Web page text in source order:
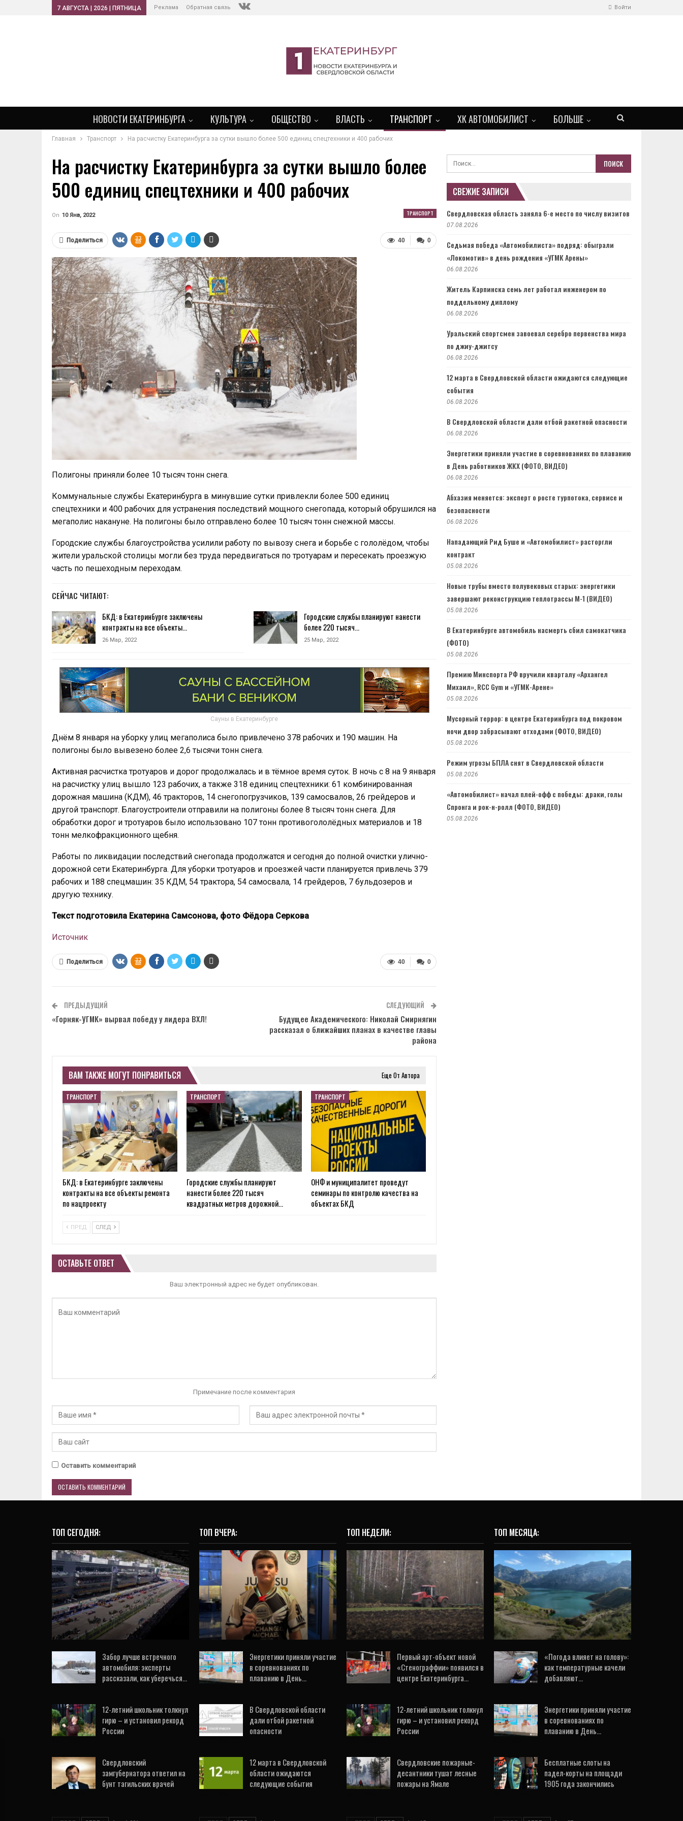
Войти
7 АВГУСТА | 2026 | ПЯТНИЦА Реклама Обратная связь
НОВОСТИ ЕКАТЕРИНБУРГА КУЛЬТУРА ОБЩЕСТВО ВЛАСТЬ ТРАНСПОРТ ХК АВТОМОБИЛИСТ БОЛЬШЕ
Главная Транспорт На расчистку Екатеринбурга за сутки вышло более 500 единиц спецтехники и 400 рабочих
На расчистку Екатеринбурга за сутки вышло более
500 единиц спецтехники и 400 рабочих
ТРАНСПОРТ
On 10 Янв, 2022
0
40
Поделиться
Полигоны приняли более 10 тысяч тонн снега.
Коммунальные службы Екатеринбурга в минувшие сутки привлекли более 500 единиц
спецтехники и 400 рабочих для устранения последствий мощного снегопада, который обрушился на
мегаполис накануне. На полигоны было отправлено более 10 тысяч тонн снежной массы.
Городские службы благоустройства усилили работу по вывозу снега и борьбе с гололёдом, чтобы
жители уральской столицы могли без труда передвигаться по тротуарам и пересекать проезжую
часть по пешеходным переходам.
СЕЙЧАС ЧИТАЮТ:
БКД: в Екатеринбурге заключены
контракты на все объекты…
26 Мар, 2022
Городские службы планируют нанести
более 220 тысяч…
25 Мар, 2022
Сауны в Екатеринбурге
Днём 8 января на уборку улиц мегаполиса было привлечено 378 рабочих и 190 машин. На
полигоны было вывезено более 2,6 тысячи тонн снега.
Активная расчистка тротуаров и дорог продолжалась и в тёмное время суток. В ночь с 8 на 9 января
на расчистку улиц вышло 123 рабочих, а также 318 единиц спецтехники: 61 комбинированная
дорожная машина (КДМ), 46 тракторов, 14 снегопогрузчиков, 139 самосвалов, 26 грейдеров и
другой транспорт. Благоустроители отправили на полигоны более 8 тысяч тонн снега. Для
обработки дорог и тротуаров было использовано 107 тонн противогололёдных материалов и 18
тонн мелкофракционного щебня.
Работы по ликвидации последствий снегопада продолжатся и сегодня до полной очистки улично-
дорожной сети Екатеринбурга. Для уборки тротуаров и проезжей части планируется привлечь 379
рабочих и 188 спецмашин: 35 КДМ, 54 трактора, 54 самосвала, 14 грейдеров, 7 бульдозеров и
другую технику.
Текст подготовила Екатерина Самсонова, фото Фёдора Серкова
Источник
0
40
Поделиться
ПРЕДЫДУЩИЙ
«Горняк-УГМК» вырвал победу у лидера ВХЛ!
СЛЕДУЮЩИЙ
Будущее Академического: Николай Смирнягин
рассказал о ближайших планах в качестве главы
района
ВАМ ТАКЖЕ МОГУТ ПОНРАВИТЬСЯ Еще От Автора
ТРАНСПОРТ
БКД: в Екатеринбурге заключены
контракты на все объекты ремонта
по нацпроекту
ТРАНСПОРТ
Городские службы планируют
нанести более 220 тысяч
квадратных метров дорожной…
ТРАНСПОРТ
ОНФ и муниципалитет проведут
семинары по контролю качества на
объектах БКД
ПРЕД СЛЕД
ОСТАВЬТЕ ОТВЕТ
Ваш электронный адрес не будет опубликован.
Примечание после комментария
Оставить комментарий
СВЕЖИЕ ЗАПИСИ
Свердловская область заняла 6-е место по числу визитов
07.08.2026
Седьмая победа «Автомобилиста» подряд: обыграли
«Локомотив» в день рождения «УГМК Арены»
06.08.2026
Житель Карпинска семь лет работал инженером по
поддельному диплому
06.08.2026
Уральский спортсмен завоевал серебро первенства мира
по джиу-джитсу
06.08.2026
12 марта в Свердловской области ожидаются следующие
события
06.08.2026
В Свердловской области дали отбой ракетной опасности
06.08.2026
Энергетики приняли участие в соревнованиях по плаванию
в День работников ЖКХ (ФОТО, ВИДЕО)
06.08.2026
Абхазия меняется: эксперт о росте турпотока, сервисе и
безопасности
06.08.2026
Нападающий Рид Буше и «Автомобилист» расторгли
контракт
05.08.2026
Новые трубы вместо полувековых старых: энергетики
завершают реконструкцию теплотрассы М-1 (ВИДЕО)
05.08.2026
В Екатеринбурге автомобиль насмерть сбил самокатчика
(ФОТО)
05.08.2026
Премию Минспорта РФ вручили кварталу «Архангел
Михаил», RCC Gym и «УГМК-Арене»
05.08.2026
Мусорный террор: в центре Екатеринбурга под покровом
ночи двор забрасывают отходами (ФОТО, ВИДЕО)
05.08.2026
Режим угрозы БПЛА снят в Свердловской области
05.08.2026
«Автомобилист» начал плей-офф с победы: драки, голы
Спронга и рок-н-ролл (ФОТО, ВИДЕО)
05.08.2026
ТОП СЕГОДНЯ:
«Формула-1»:
организаторы
подтвердили проведение
Гран-при России с 2023
года
27 Июн, 2021 0
Забор лучше встречного
автомобиля: эксперты
рассказали, как уберечься…
12-летний школьник толкнул
гирю – и установил рекорд
России
Свердловский
замгубернатора ответил на
бунт тагильских врачей
ТОП ВЧЕРА:
СПОРТ
Уральский спортсмен
завоевал серебро
первенства мира по джиу-
джитсу
6 Авг, 2026
Энергетики приняли участие
в соревнованиях по
плаванию в День…
В Свердловской области
дали отбой ракетной
опасности
12 марта в Свердловской
области ожидаются
следующие события
ТОП НЕДЕЛИ:
ИНТЕРВЬЮ
Василий Мельниченко:
«30% таких хозяйств, как
мое, не готовы к
посевной»
2 Авг, 2026
Первый арт-объект новой
«Стенограффии» появился в
центре Екатеринбурга…
12-летний школьник толкнул
гирю – и установил рекорд
России
Свердловские пожарные-
десантники тушат лесные
пожары на Ямале
ТОП МЕСЯЦА:
ОБЩЕСТВО
Абхазия меняется:
эксперт о росте
турпотока, сервисе и
безопасности
6 Авг, 2026
«Погода влияет на голову»:
как температурные качели
добавляют…
Энергетики приняли участие
в соревнованиях по
плаванию в День…
Бесплатные слоты на
падел-корты на площади
1905 года закончились